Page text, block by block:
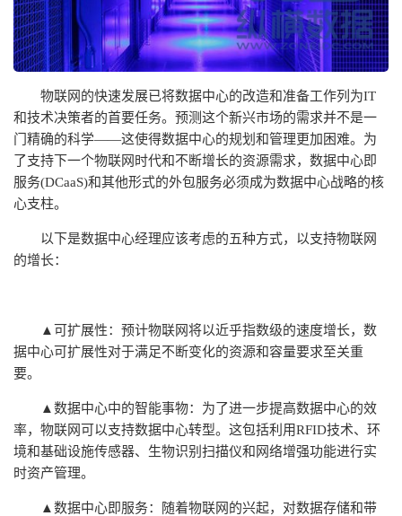
物联网的快速发展已将数据中心的改造和准备工作列为IT
和技术决策者的首要任务。预测这个新兴市场的需求并不是一
门精确的科学——这使得数据中心的规划和管理更加困难。为
了支持下一个物联网时代和不断增长的资源需求，数据中心即
服务(DCaaS)和其他形式的外包服务必须成为数据中心战略的核
心支柱。
以下是数据中心经理应该考虑的五种方式，以支持物联网
的增长：
▲ 可扩展性：预计物联网将以近乎指数级的速度增长，数
据中心可扩展性对于满足不断变化的资源和容量要求至关重
要。
▲数据中心中的智能事物：为了进一步提高数据中心的效
率，物联网可以支持数据中心转型。这包括利用RFID技术、环
境和基础设施传感器、生物识别扫描仪和网络增强功能进行实
时资产管理。
▲数据中心即服务：随着物联网的兴起，对数据存储和带